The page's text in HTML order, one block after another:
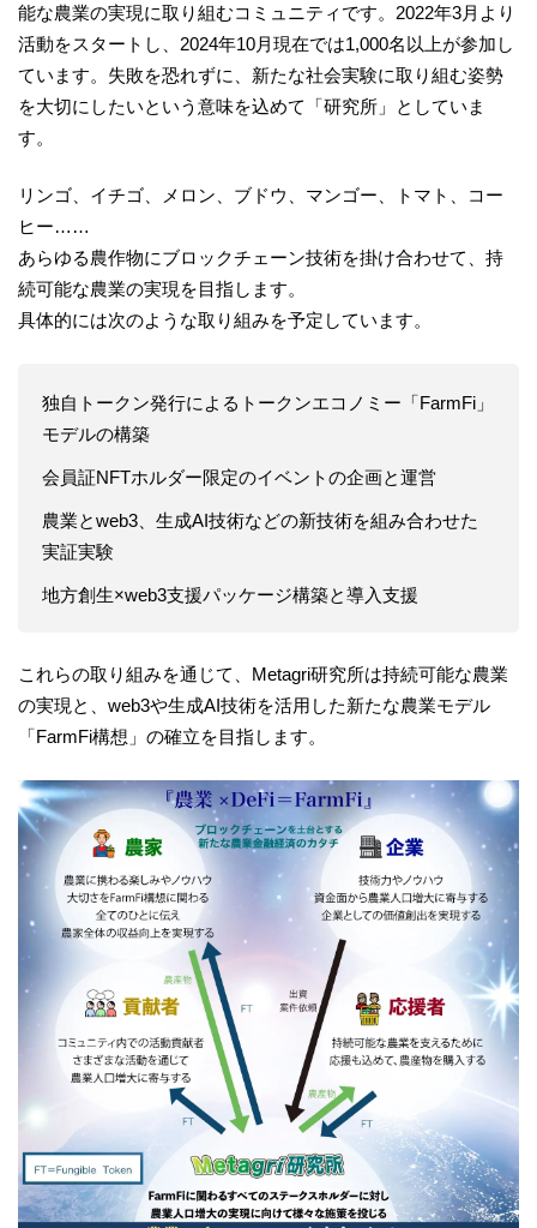
能な農業の実現に取り組むコミュニティです。2022年3月より
活動をスタートし、2024年10月現在では1,000名以上が参加し
ています。失敗を恐れずに、新たな社会実験に取り組む姿勢
を大切にしたいという意味を込めて「研究所」としていま
す。
リンゴ、イチゴ、メロン、ブドウ、マンゴー、トマト、コー
ヒー……
あらゆる農作物にブロックチェーン技術を掛け合わせて、持
続可能な農業の実現を目指します。
具体的には次のような取り組みを予定しています。
独自トークン発行によるトークンエコノミー「FarmFi」
モデルの構築
会員証NFTホルダー限定のイベントの企画と運営
農業とweb3、生成AI技術などの新技術を組み合わせた
実証実験
地方創生×web3支援パッケージ構築と導入支援
これらの取り組みを通じて、Metagri研究所は持続可能な農業
の実現と、web3や生成AI技術を活用した新たな農業モデル
「FarmFi構想」の確立を目指します。